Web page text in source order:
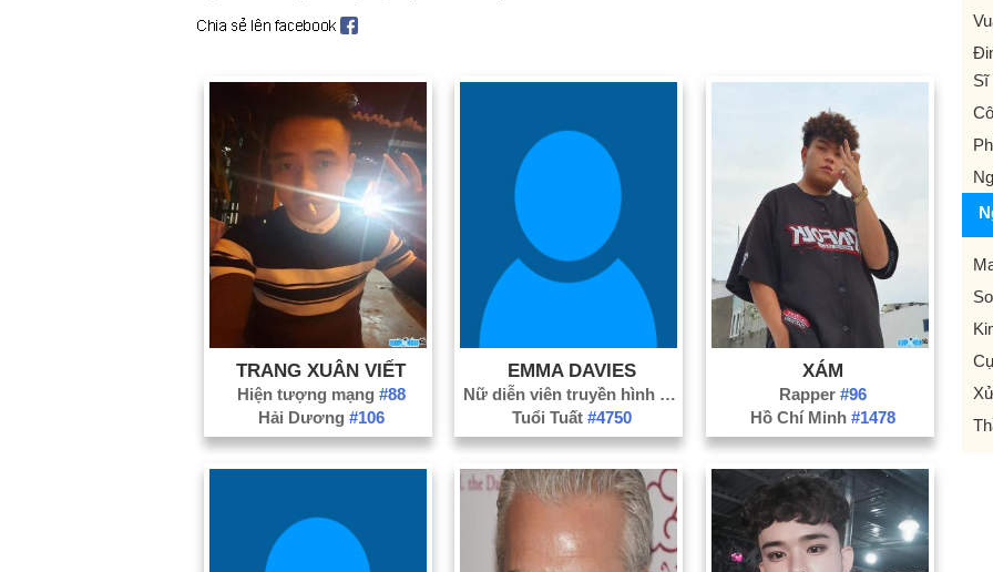
TRANG XUÂN VIẾT
Hiện tượng mạng #88
Hải Dương #106
EMMA DAVIES
Nữ diễn viên truyền hình
#3096
Tuổi Tuất#4750
XÁM
Rapper#96
Hồ Chí Minh#1478
Sĩ